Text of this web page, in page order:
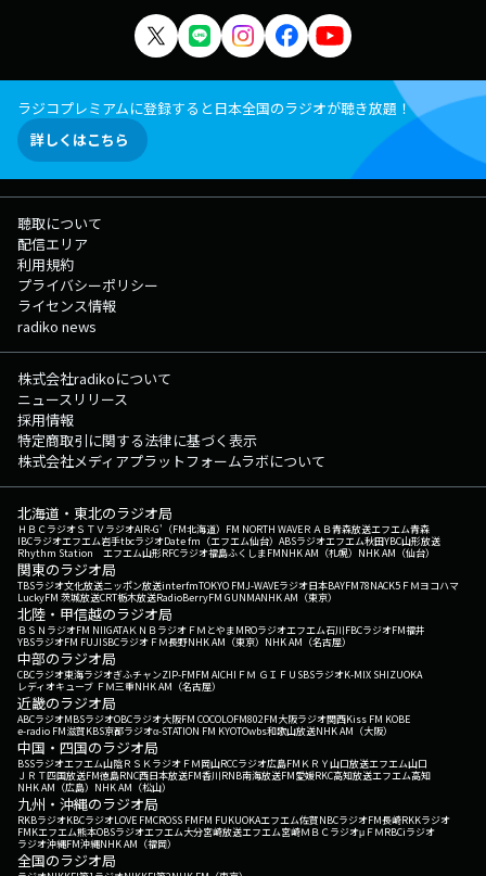
ラジコプレミアムに登録すると日本全国のラジオが聴き放題！
詳しくはこちら
聴取について
配信エリア
利用規約
プライバシーポリシー
ライセンス情報
radiko news
株式会社radikoについて
ニュースリリース
採用情報
特定商取引に関する法律に基づく表示
株式会社メディアプラットフォームラボについて
北海道・東北のラジオ局
ＨＢＣラジオＳＴＶラジオAIR-G'（FM北海道） FM NORTH WAVEＲＡＢ青森放送エフエム青森
IBCラジオエフエム岩手tbcラジオDate fm（エフエム仙台） ABSラジオエフエム秋田YBC山形放送
Rhythm Station エフエム山形RFCラジオ福島ふくしまFMNHK AM（札幌） NHK AM（仙台）
関東のラジオ局
TBSラジオ文化放送ニッポン放送interfmTOKYO FMJ-WAVEラジオ日本BAYFM78NACK5 ＦＭヨコハマ
LuckyFM 茨城放送CRT栃木放送RadioBerryFM GUNMANHK AM（東京）
北陸・甲信越のラジオ局
ＢＳＮラジオFM NIIGATAＫＮＢラジオ ＦＭとやまMROラジオエフエム石川FBCラジオFM福井
YBSラジオFM FUJISBCラジオ ＦＭ長野NHK AM（東京） NHK AM（名古屋）
中部のラジオ局
CBCラジオ東海ラジオぎふチャンZIP-FMFM AICHI ＦＭ ＧＩＦＵ SBSラジオK-MIX SHIZUOKA
レディオキューブ ＦＭ三重NHK AM（名古屋）
近畿のラジオ局
ABCラジオMBSラジオOBCラジオ大阪FM COCOLOFM802FM大阪ラジオ関西Kiss FM KOBE
e-radio FM滋賀KBS京都ラジオα-STATION FM KYOTOwbs和歌山放送NHK AM（大阪）
中国・四国のラジオ局
BSSラジオエフエム山陰ＲＳＫラジオ ＦＭ岡山RCCラジオ広島FM ＫＲＹ山口放送エフエム山口
ＪＲＴ四国放送FM徳島RNC西日本放送FM香川RNB南海放送FM愛媛RKC高知放送エフエム高知
NHK AM（広島） NHK AM（松山）
九州・沖縄のラジオ局
RKBラジオKBCラジオLOVE FMCROSS FMFM FUKUOKAエフエム佐賀NBCラジオFM長崎RKKラジオ
FMKエフエム熊本OBSラジオエフエム大分宮崎放送エフエム宮崎ＭＢＣラジオμＦＭRBCiラジオ
ラジオ沖縄FM沖縄NHK AM（福岡）
全国のラジオ局